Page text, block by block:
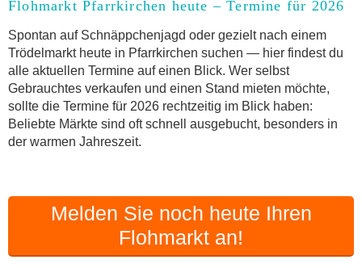
Anmeldung & Standgebühr auf dem Trödelmarkt
Online-Flohmarkt Pfarrkirchen
Welche Trödelmarkt-Typen gibt es?
Aktuelle Flohmarkt-Termine für Pfarrkirchen und
Umgebung
Kleinanzeigen Pfarrkirchen als Alternative zum
Trödelmarkt
Flohmarkt-Termin melden
Flohmarkt Pfarrkirchen heute – Termine für 2026
Spontan auf Schnäppchenjagd oder gezielt nach einem
Trödelmarkt heute in Pfarrkirchen suchen — hier findest du
alle aktuellen Termine auf einen Blick. Wer selbst
Gebrauchtes verkaufen und einen Stand mieten möchte,
sollte die Termine für 2026 rechtzeitig im Blick haben:
Beliebte Märkte sind oft schnell ausgebucht, besonders in
der warmen Jahreszeit.
Melden Sie noch heute Ihren
Flohmarkt an!